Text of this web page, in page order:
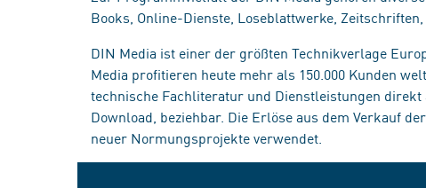
Books, Online-Dienste, Loseblattwerke, Zeitschriften,
DIN Media ist einer der größten Technikverlage
Media profitieren heute mehr als 150.000 Kunden
technische Fachliteratur und Dienstleistungen
Download, beziehbar. Die Erlöse aus dem Verkauf
neuer Normungsprojekte verwendet.